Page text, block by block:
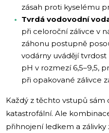
zásah proti kyselému
Tvrdá vodovodní
při celoroční zálivce v
záhonu postupně
vodárny uvádějí
pH v rozmezí 6,5–9,5,
při opakované zálivce
Každý z těchto vstupů sám
katastrofální. Ale
přihnojení ledkem a